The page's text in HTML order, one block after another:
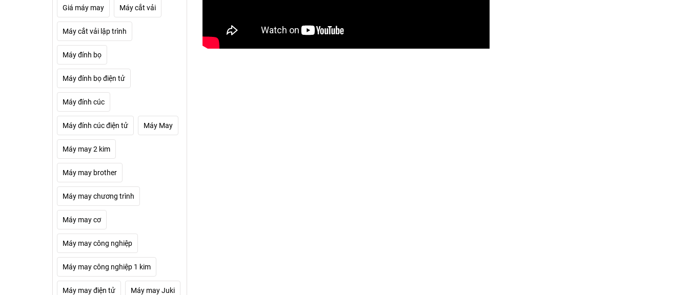
Giá máy may Máy cắt vải
Máy cắt vải lập trình
Máy đính bọ
Máy đính bọ điện tử
Máy đính cúc
Máy đính cúc điện tử Máy May
Máy may 2 kim
Máy may brother
Máy may chương trình
Máy may cơ
Máy may công nghiệp
Máy may công nghiệp 1 kim
Máy may điện tử Máy may Juki